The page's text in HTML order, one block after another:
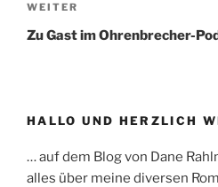
Nächster
Beitrag
WEITER
Zu Gast im Ohrenbrecher-
HALLO UND HERZLICH
… auf dem Blog von Dane
alles über meine diversen